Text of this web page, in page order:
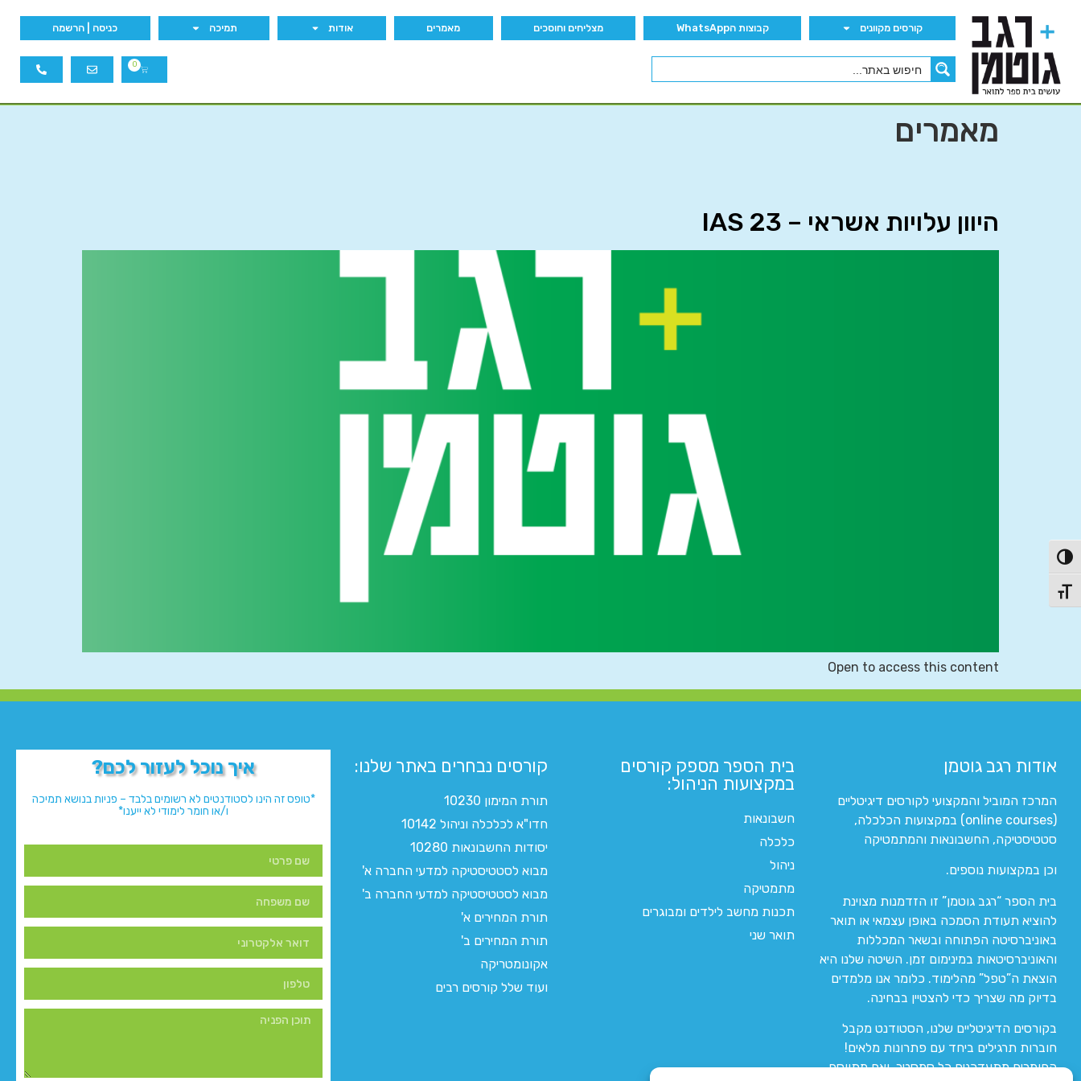
הפעל/כבה ניגודיות גבוהה
מתג גודל גופן
קורסים מקוונים קבוצות הWhatsApp מצליחים וחוסכים מאמרים אודות תמיכה כניסה | הרשמה
0
מאמרים
היוון עלויות אשראי – IAS 23
Open to access this content
אודות רגב גוטמן
המרכז המוביל והמקצועי לקורסים דיגיטליים
(online courses) במקצועות הכלכלה,
סטטיסטיקה, החשבונאות והמתמטיקה
וכן במקצועות נוספים.
בית הספר “רגב גוטמן” זו הזדמנות מצוינת
להוציא תעודת הסמכה באופן עצמאי או תואר
באוניברסיטה הפתוחה ובשאר המכללות
והאוניברסיטאות במינימום זמן. השיטה שלנו היא
הוצאת ה”טפל” מהלימוד. כלומר אנו מלמדים
בדיוק מה שצריך כדי להצטיין בבחינה.
בקורסים הדיגיטליים שלנו, הסטודנט מקבל
חוברות תרגילים ביחד עם פתרונות מלאים!
החומרים מתעדכנים כל סמסטר, ואם מתווסף
בית הספר מספק קורסים
במקצועות הניהול:
חשבונאות
כלכלה
ניהול
מתמטיקה
תכנות מחשב לילדים ומבוגרים
תואר שני
קורסים נבחרים באתר שלנו:​
תורת המימון 10230
חדו"א לכלכלה וניהול 10142
יסודות החשבונאות 10280
מבוא לסטטיסטיקה למדעי החברה א'
מבוא לסטטיסטיקה למדעי החברה ב'
תורת המחירים א'
תורת המחירים ב'
אקונומטריקה
ועוד שלל קורסים רבים
איך נוכל לעזור לכם?
*טופס זה הינו לסטודנטים לא רשומים בלבד – פניות בנושא תמיכה
ו/או חומר לימודי לא ייענו*